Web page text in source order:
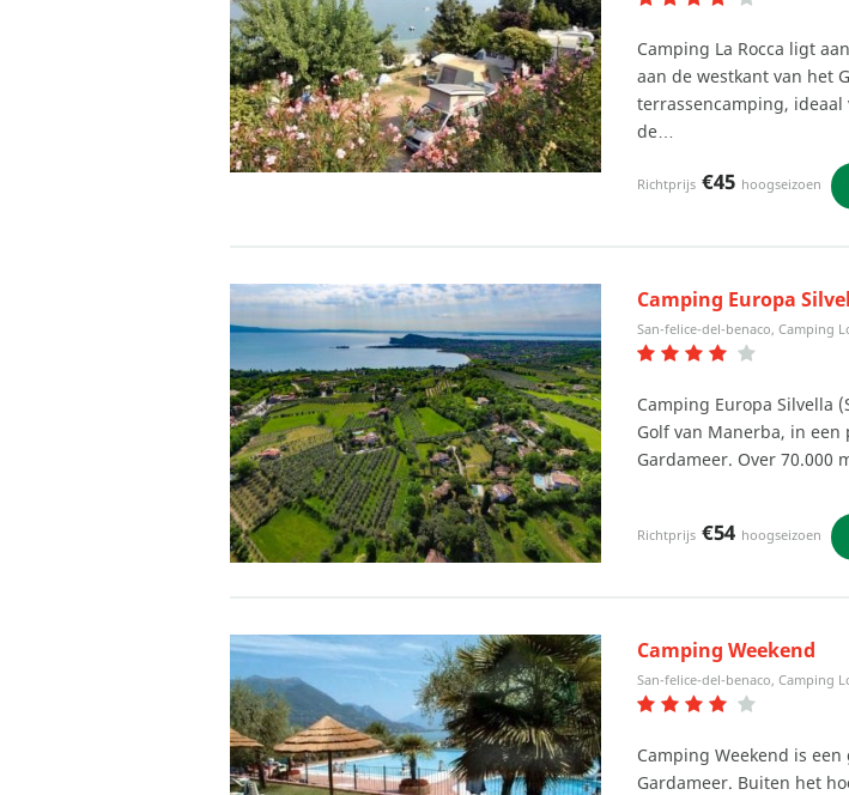
Camping La Rocca ligt
aan de westkant van het
terrassencamping,
de…
Richtprijs €45 hoogseizoen
Camping Europa
San-felice-del-benaco, Camping
Camping Europa Silvella
Golf van Manerba, in
Gardameer. Over 70.000
Richtprijs €54 hoogseizoen
Camping Weekend
San-felice-del-benaco, Camping
Camping Weekend is
Gardameer. Buiten het